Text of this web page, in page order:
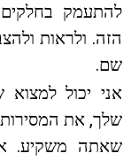
להתעמק
הזה. ולראות
שם.
אני יכול
שלך, את
שאתה משקיע.